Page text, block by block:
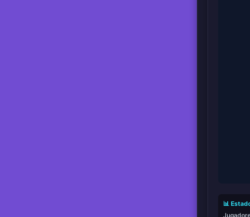
📊